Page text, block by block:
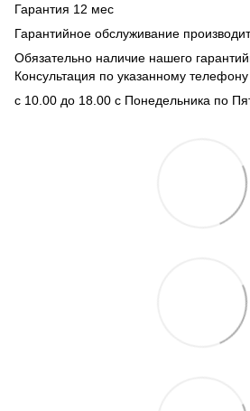
Гарантия 12 мес
Гарантийное обслуживание
Обязательно наличие нашего
Консультация по указанному
с 10.00 до 18.00 с Понедельника по